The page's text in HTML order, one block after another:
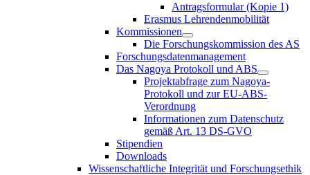
Antragsformular (Kopie 1)
Erasmus Lehrendenmobilität
Kommissionen
Die Forschungskommission des AS
Forschungsdatenmanagement
Das Nagoya Protokoll und ABS
Projektabfrage zum Nagoya-
Protokoll und zur EU-ABS-
Verordnung
Informationen zum Datenschutz
gemäß Art. 13 DS-GVO
Stipendien
Downloads
Wissenschaftliche Integrität und Forschungsethik